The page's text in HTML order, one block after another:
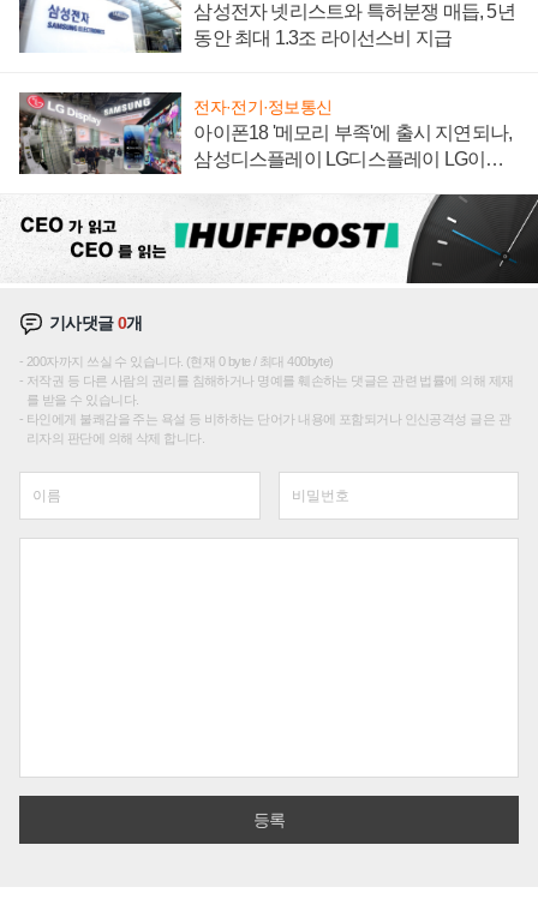
삼성전자 넷리스트와 특허분쟁 매듭, 5년
동안 최대 1.3조 라이선스비 지급
전자·전기·정보통신
아이폰18 '메모리 부족'에 출시 지연되나,
삼성디스플레이 LG디스플레이 LG이노
기사댓글0개
200자까지 쓰실 수 있습니다. (현재 0 byte / 최대 400byte)
저작권 등 다른 사람의 권리를 침해하거나 명예를 훼손하는 댓글은 관련 법률에 의해 제재
를 받을 수 있습니다.
타인에게 불쾌감을 주는 욕설 등 비하하는 단어가 내용에 포함되거나 인신공격성 글은 관
리자의 판단에 의해 삭제 합니다.